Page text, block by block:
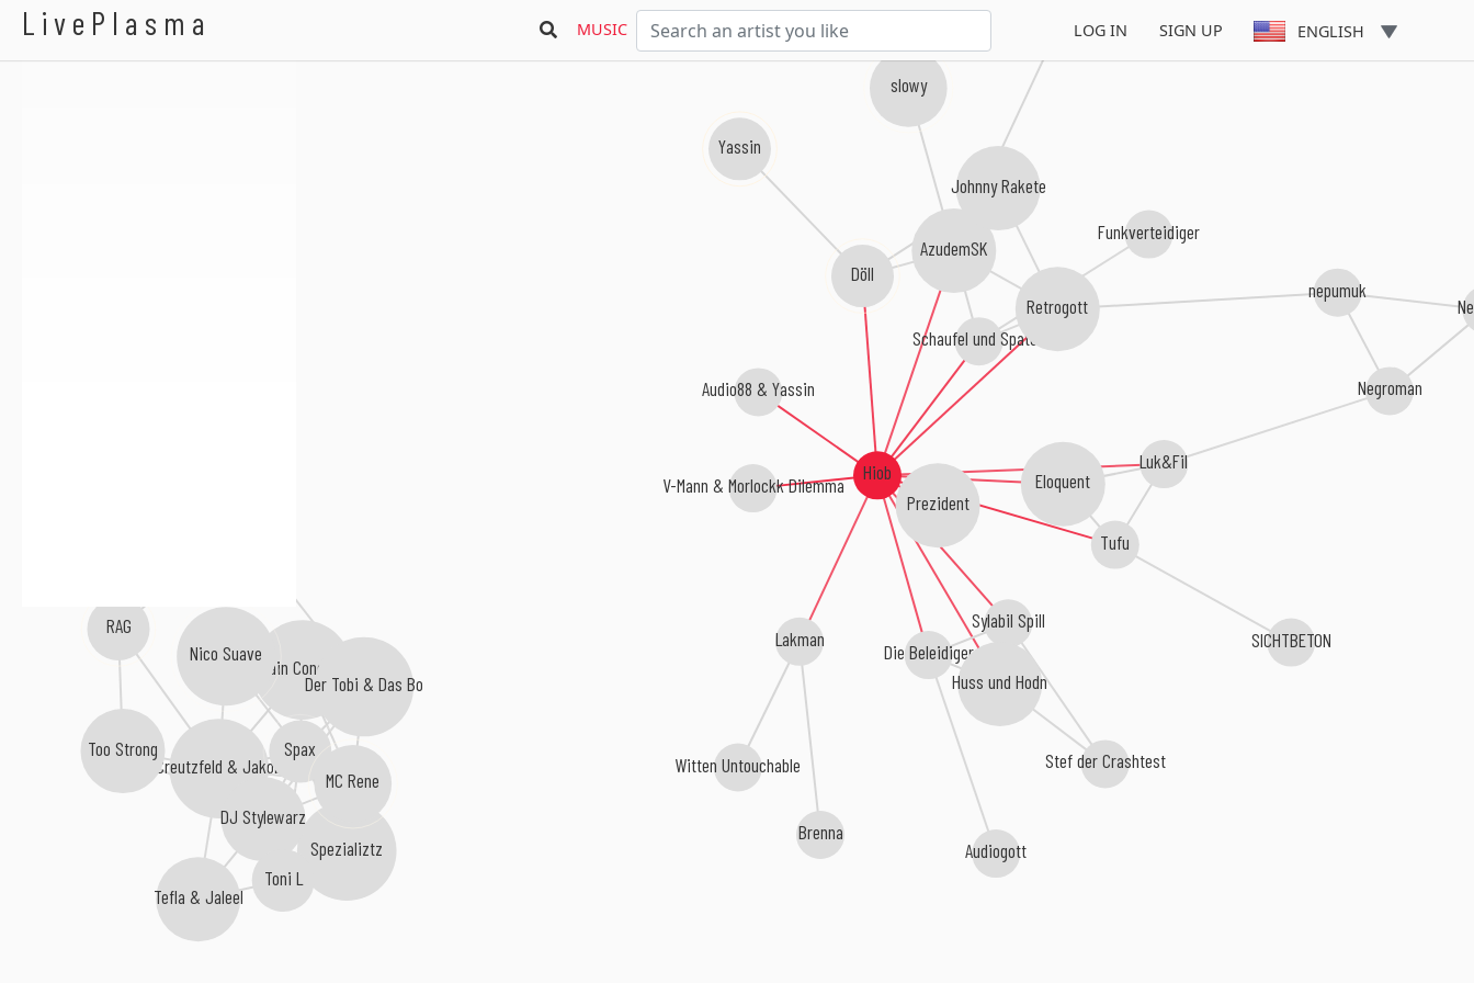
LivePlasma MUSIC LOG IN SIGN UP ENGLISH
Hiob
V-Mann & Morlockk Dilemma
Tufu
Audio88 & Yassin
Schaufel und Spaten
Döll
Retrogott
Prezident
Sylabil Spill
Eloquent
Die Beleidiger
Huss und Hodn
AzudemSK
Luk&Fil
Lakman
Brenna
nepumuk
slowy
Stef der Crashtest
Audiogott
Funkverteidiger
Creutzfeld & Jakob
Yassin
Witten Untouchable
Johnny Rakete
Negroman
SICHTBETON
Main Concept
Spax
Spezializtz
Nico Suave
DJ Stylewarz
Too Strong
RAG
MC Rene
Toni L
Tefla & Jaleel
Der Tobi & Das Bo
Hiob